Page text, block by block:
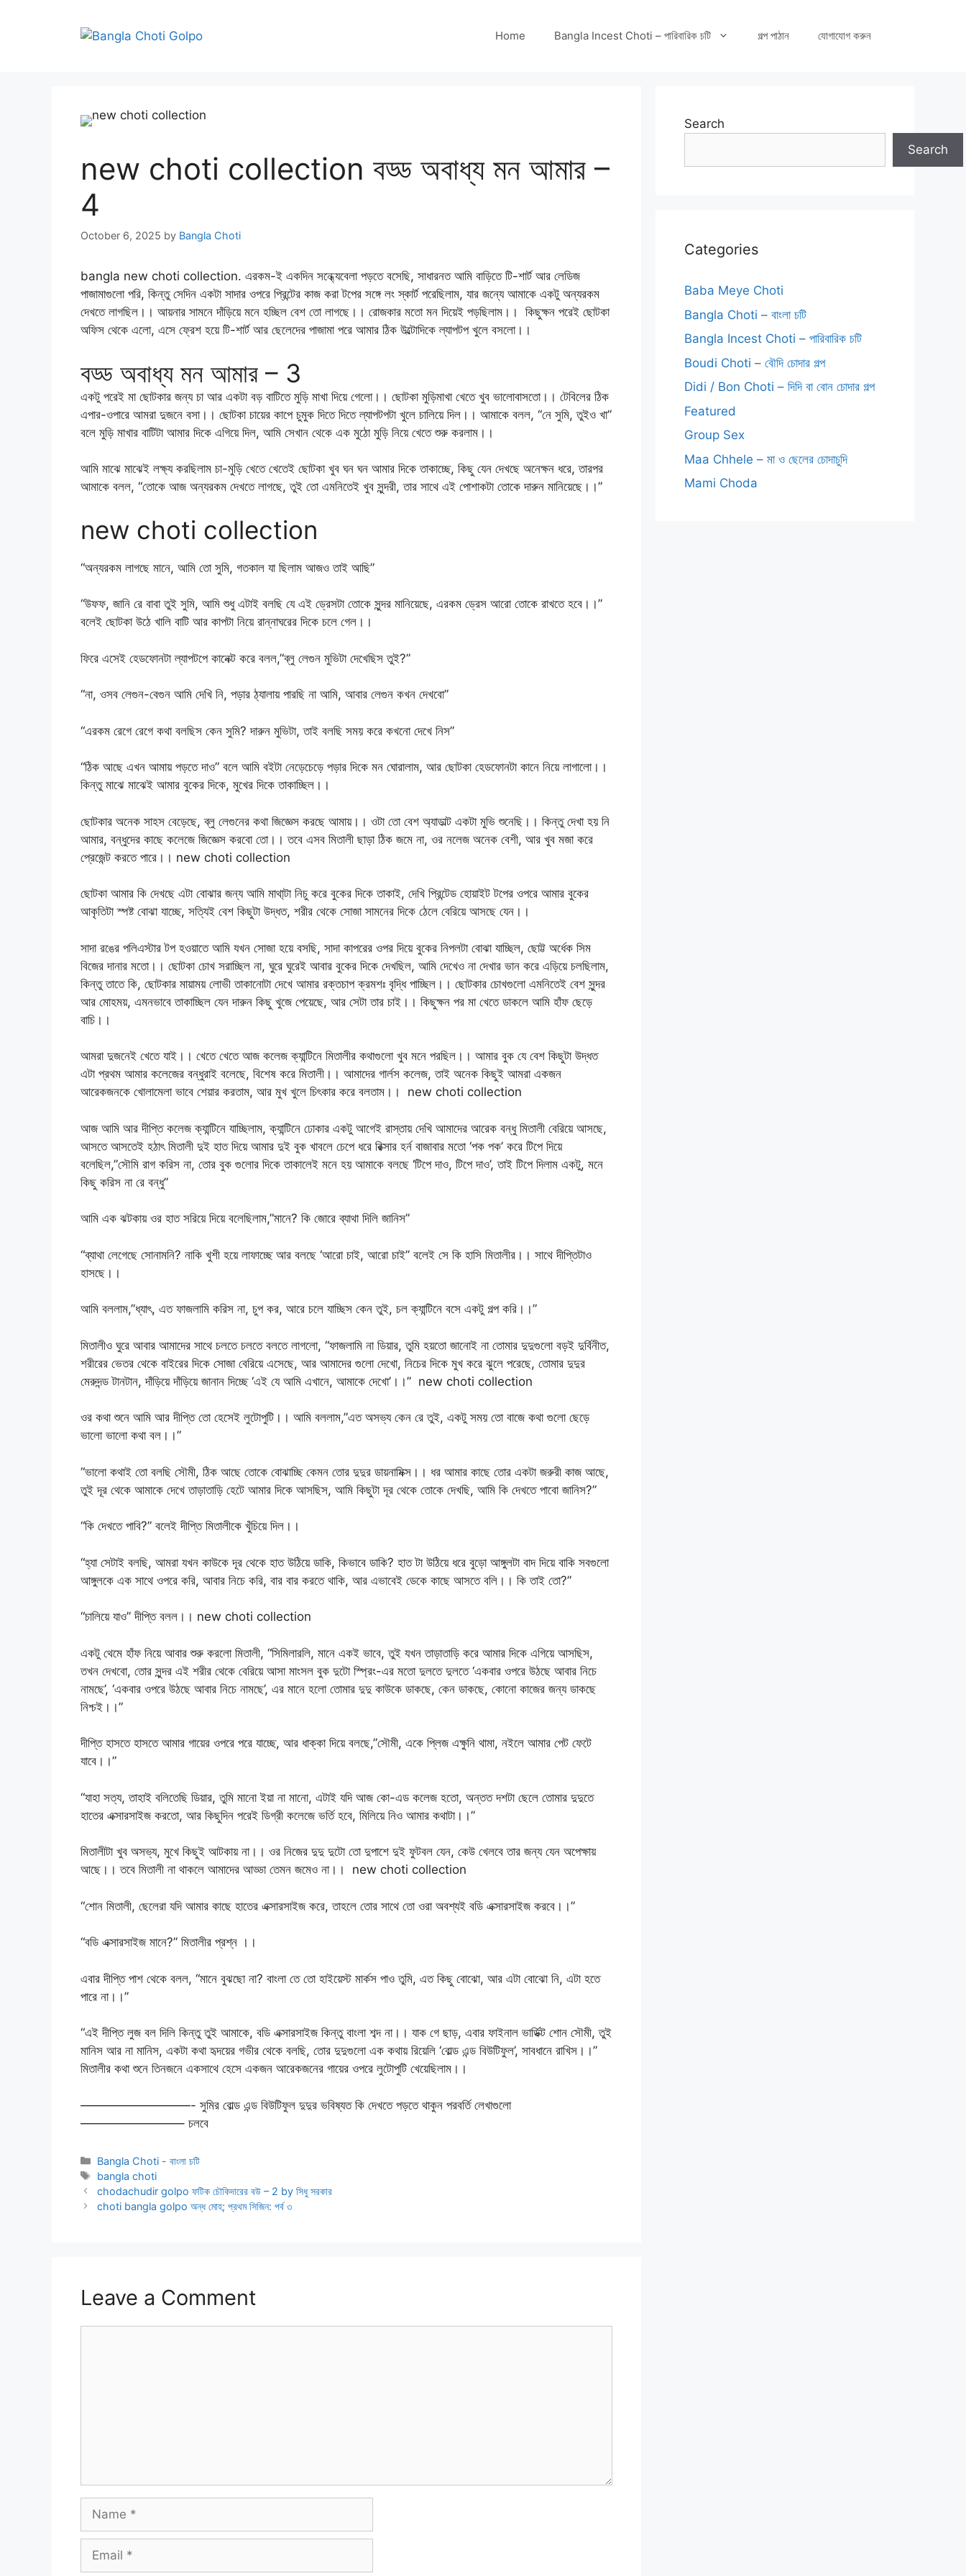
Home Bangla Incest Choti – পারিবারিক চটি গল্প পাঠান যোগাযোগ করুন
new choti collection বড্ড অবাধ্য মন আমার –
4
October 6, 2025 by Bangla Choti
bangla new choti collection. এরকম-ই একদিন সন্ধ্যেবেলা পড়তে বসেছি, সাধারনত আমি বাড়িতে টি-শার্ট আর লেডিজ
পাজামাগুলো পরি, কিন্তু সেদিন একটা সাদার ওপরে প্রিন্টের কাজ করা টপের সঙ্গে লং স্কার্ট পরেছিলাম, যার জন্যে আমাকে একটু অন্যরকম
দেখতে লাগছিল।। আয়নার সামনে দাঁড়িয়ে মনে হচ্ছিল বেশ তো লাগছে।। রোজকার মতো মন দিয়েই পড়ছিলাম।। কিছুক্ষন পরেই ছোটকা
অফিস থেকে এলো, এসে ফ্রেশ হয়ে টি-শার্ট আর ছেলেদের পাজামা পরে আমার ঠিক উল্টোদিকে ল্যাপটপ খুলে বসলো।।
বড্ড অবাধ্য মন আমার – 3
একটু পরেই মা ছোটকার জন্য চা আর একটা বড় বাটিতে মুড়ি মাখা দিয়ে গেলো।। ছোটকা মুড়িমাখা খেতে খুব ভালোবাসতো।। টেবিলের ঠিক
এপার-ওপারে আমরা দুজনে বসা।। ছোটকা চায়ের কাপে চুমুক দিতে দিতে ল্যাপটপটা খুলে চালিয়ে দিল।। আমাকে বলল, “নে সুমি, তুইও খা”
বলে মুড়ি মাখার বাটিটা আমার দিকে এগিয়ে দিল, আমি সেখান থেকে এক মুঠো মুড়ি নিয়ে খেতে শুরু করলাম।।
আমি মাঝে মাঝেই লক্ষ্য করছিলাম চা-মুড়ি খেতে খেতেই ছোটকা খুব ঘন ঘন আমার দিকে তাকাচ্ছে, কিছু যেন দেখছে অনেক্ষন ধরে, তারপর
আমাকে বলল, “তোকে আজ অন্যরকম দেখতে লাগছে, তুই তো এমনিতেই খুব সুন্দরী, তার সাথে এই পোশাকটা তোকে দারুন মানিয়েছে।।”
new choti collection
“অন্যরকম লাগছে মানে, আমি তো সুমি, গতকাল যা ছিলাম আজও তাই আছি”
“উফফ, জানি রে বাবা তুই সুমি, আমি শুধু এটাই বলছি যে এই ড্রেসটা তোকে সুন্দর মানিয়েছে, এরকম ড্রেস আরো তোকে রাখতে হবে।।”
বলেই ছোটকা উঠে খালি বাটি আর কাপটা নিয়ে রান্নাঘরের দিকে চলে গেল।।
ফিরে এসেই হেডফোনটা ল্যাপটপে কানেক্ট করে বলল,”ব্লু লেগুন মুভিটা দেখেছিস তুই?”
“না, ওসব লেগুন-বেগুন আমি দেখি নি, পড়ার ঠ্যালায় পারছি না আমি, আবার লেগুন কখন দেখবো”
“এরকম রেগে রেগে কথা বলছিস কেন সুমি? দারুন মুভিটা, তাই বলছি সময় করে কখনো দেখে নিস”
“ঠিক আছে এখন আমায় পড়তে দাও” বলে আমি বইটা নেড়েচেড়ে পড়ার দিকে মন ঘোরালাম, আর ছোটকা হেডফোনটা কানে নিয়ে লাগালো।।
কিন্তু মাঝে মাঝেই আমার বুকের দিকে, মুখের দিকে তাকাচ্ছিল।।
ছোটকার অনেক সাহস বেড়েছে, ব্লু লেগুনের কথা জিজ্ঞেস করছে আমায়।। ওটা তো বেশ অ্যাডাল্ট একটা মুভি শুনেছি।। কিন্তু দেখা হয় নি
আমার, বন্ধুদের কাছে কলেজে জিজ্ঞেস করবো তো।। তবে এসব মিতালী ছাড়া ঠিক জমে না, ওর নলেজ অনেক বেশী, আর খুব মজা করে
প্রেজেন্ট করতে পারে।। new choti collection
ছোটকা আমার কি দেখছে এটা বোঝার জন্য আমি মাথা্টা নিচু করে বুকের দিকে তাকাই, দেখি প্রিন্টেড হোয়াইট টপের ওপরে আমার বুকের
আকৃতিটা স্পষ্ট বোঝা যাচ্ছে, সত্যিই বেশ কিছুটা উদ্ধত, শরীর থেকে সোজা সামনের দিকে ঠেলে বেরিয়ে আসছে যেন।।
সাদা রঙের পলিএস্টার টপ হওয়াতে আমি যখন সোজা হয়ে বসছি, সাদা কাপরের ওপর দিয়ে বুকের নিপলটা বোঝা যাচ্ছিল, ছোট্ট অর্ধেক সিম
বিজের দানার মতো।। ছোটকা চোখ সরাচ্ছিল না, ঘুরে ঘুরেই আবার বুকের দিকে দেখছিল, আমি দেখেও না দেখার ভান করে এড়িয়ে চলছিলাম,
কিন্তু তাতে কি, ছোটকার মায়াময় লোভী তাকানোটা দেখে আমার রক্তচাপ ক্রমশঃ বৃদ্ধি পাচ্ছিল।। ছোটকার চোখগুলো এমনিতেই বেশ সুন্দর
আর মোহময়, এমনভাবে তাকাচ্ছিল যেন দারুন কিছু খুজে পেয়েছে, আর সেটা তার চাই।। কিছুক্ষন পর মা খেতে ডাকলে আমি হাঁফ ছেড়ে
বাচি।।
আমরা দুজনেই খেতে যাই।। খেতে খেতে আজ কলেজ ক্যান্টিনে মিতালীর কথাগুলো খুব মনে পরছিল।। আমার বুক যে বেশ কিছুটা উদ্ধত
এটা প্রথম আমার কলেজের বন্ধুরাই বলেছে, বিশেষ করে মিতালী।। আমাদের গার্লস কলেজ, তাই অনেক কিছুই আমরা একজন
আরেকজনকে খোলামেলা ভাবে শেয়ার করতাম, আর মুখ খুলে চিৎকার করে বলতাম।। new choti collection
আজ আমি আর দীপ্তি কলেজ ক্যান্টিনে যাচ্ছিলাম, ক্যান্টিনে ঢোকার একটু আগেই রাস্তায় দেখি আমাদের আরেক বন্ধু মিতালী বেরিয়ে আসছে,
আসতে আসতেই হঠাৎ মিতালী দুই হাত দিয়ে আমার দুই বুক খাবলে চেপে ধরে রিক্সার হর্ন বাজাবার মতো ‘পক পক’ করে টিপে দিয়ে
বলেছিল,”সৌমি রাগ করিস না, তোর বুক গুলোর দিকে তাকালেই মনে হয় আমাকে বলছে ‘টিপে দাও, টিপে দাও’, তাই টিপে দিলাম একটু, মনে
কিছু করিস না রে বন্ধু”
আমি এক ঝটকায় ওর হাত সরিয়ে দিয়ে বলেছিলাম,”মানে? কি জোরে ব্যাথা দিলি জানিস”
“ব্যাথা লেগেছে সোনামনি? নাকি খুশী হয়ে লাফাচ্ছে আর বলছে ‘আরো চাই, আরো চাই” বলেই সে কি হাসি মিতালীর।। সাথে দীপ্তিটাও
হাসছে।।
আমি বললাম,”ধ্যাৎ, এত ফাজলামি করিস না, চুপ কর, আরে চলে যাচ্ছিস কেন তুই, চল ক্যান্টিনে বসে একটু গল্প করি।।”
মিতালীও ঘুরে আবার আমাদের সাথে চলতে চলতে বলতে লাগলো, “ফাজলামি না ডিয়ার, তুমি হয়তো জানোই না তোমার দুদুগুলো বড়ই দুর্বিনীত,
শরীরের ভেতর থেকে বাইরের দিকে সোজা বেরিয়ে এসেছে, আর আমাদের গুলো দেখো, নিচের দিকে মুখ করে ঝুলে পরেছে, তোমার দুদুর
মেরুদন্ড টানটান, দাঁড়িয়ে দাঁড়িয়ে জানান দিচ্ছে ‘এই যে আমি এখানে, আমাকে দেখো’।।” new choti collection
ওর কথা শুনে আমি আর দীপ্তি তো হেসেই লুটোপুটি।। আমি বললাম,”এত অসভ্য কেন রে তুই, একটু সময় তো বাজে কথা গুলো ছেড়ে
ভালো ভালো কথা বল।।”
“ভালো কথাই তো বলছি সৌমী, ঠিক আছে তোকে বোঝাচ্ছি কেমন তোর দুদুর ডায়নামিক্স।। ধর আমার কাছে তোর একটা জরুরী কাজ আছে,
তুই দূর থেকে আমাকে দেখে তাড়াতাড়ি হেটে আমার দিকে আসছিস, আমি কিছুটা দূর থেকে তোকে দেখছি, আমি কি দেখতে পাবো জানিস?”
“কি দেখতে পাবি?” বলেই দীপ্তি মিতালীকে খুঁচিয়ে দিল।।
“হ্যা সেটাই বলছি, আমরা যখন কাউকে দূর থেকে হাত উঠিয়ে ডাকি, কিভাবে ডাকি? হাত টা উঠিয়ে ধরে বুড়ো আঙ্গুলটা বাদ দিয়ে বাকি সবগুলো
আঙ্গুলকে এক সাথে ওপরে করি, আবার নিচে করি, বার বার করতে থাকি, আর এভাবেই ডেকে কাছে আসতে বলি।। কি তাই তো?”
“চালিয়ে যাও” দীপ্তি বলল।। new choti collection
একটু থেমে হাঁফ নিয়ে আবার শুরু করলো মিতালী, “সিমিলারলি, মানে একই ভাবে, তুই যখন তাড়াতাড়ি করে আমার দিকে এগিয়ে আসছিস,
তখন দেখবো, তোর সুন্দর এই শরীর থেকে বেরিয়ে আসা মাংসল বুক দুটো স্প্রিং-এর মতো দুলতে দুলতে ‘একবার ওপরে উঠছে আবার নিচে
নামছে’, ‘একবার ওপরে উঠছে আবার নিচে নামছে’, এর মানে হলো তোমার দুদু কাউকে ডাকছে, কেন ডাকছে, কোনো কাজের জন্য ডাকছে
নিশ্চই।।”
দীপ্তি হাসতে হাসতে আমার গায়ের ওপরে পরে যাচ্ছে, আর ধাক্কা দিয়ে বলছে,”সৌমী, একে প্লিজ এক্ষুনি থামা, নইলে আমার পেট ফেটে
যাবে।।”
“যাহা সত্য, তাহাই বলিতেছি ডিয়ার, তুমি মানো ইয়া না মানো, এটাই যদি আজ কো-এড কলেজ হতো, অন্তত দশটা ছেলে তোমার দুদুতে
হাতের এক্সারসাইজ করতো, আর কিছুদিন পরেই ডিগ্রী কলেজে ভর্তি হবে, মিলিয়ে নিও আমার কথাটা।।”
মিতালীটা খুব অসভ্য, মুখে কিছুই আটকায় না।। ওর নিজের দুদু দুটো তো দুপাশে দুই ফুটবল যেন, কেউ খেলবে তার জন্য যেন অপেক্ষায়
আছে।। তবে মিতালী না থাকলে আমাদের আড্ডা তেমন জমেও না।। new choti collection
“শোন মিতালী, ছেলেরা যদি আমার কাছে হাতের এক্সারসাইজ করে, তাহলে তোর সাথে তো ওরা অবশ্যই বডি এক্সারসাইজ করবে।।”
“বডি এক্সারসাইজ মানে?” মিতালীর প্রশ্ন ।।
এবার দীপ্তি পাশ থেকে বলল, “মানে বুঝছো না? বাংলা তে তো হাইয়েস্ট মার্কস পাও তুমি, এত কিছু বোঝো, আর এটা বোঝো নি, এটা হতে
পারে না।।”
“এই দীপ্তি লুজ বল দিলি কিন্তু তুই আমাকে, বডি এক্সারসাইজ কিন্তু বাংলা শব্দ না।। যাক গে ছাড়, এবার ফাইনাল ভার্ডিক্ট শোন সৌমী, তুই
মানিস আর না মানিস, একটা কথা হৃদয়ের গভীর থেকে বলছি, তোর দুদুগুলো এক কথায় রিয়েলি ‘বোল্ড এন্ড বিউটিফুল’, সাবধানে রাখিস।।”
মিতালীর কথা শুনে তিনজনে একসাথে হেসে একজন আরেকজনের গায়ের ওপরে লুটোপুটি খেয়েছিলাম।।
—————————- সুমির বোল্ড এন্ড বিউটিফুল দুদুর ভবিষ্যত কি দেখতে পড়তে থাকুন পরবর্তি লেখাগুলো
————————– চলবে
Categories
Bangla Choti - বাংলা চটি
Tags
bangla choti
chodachudir golpo ফটিক চৌকিদারের বউ – 2 by সিধু সরকার
choti bangla golpo অন্ধ মোহ; প্রথম সিজিন: পর্ব ৩
Leave a Comment
Search
Search
Categories
Baba Meye Choti
Bangla Choti – বাংলা চটি
Bangla Incest Choti – পারিবারিক চটি
Boudi Choti – বৌদি চোদার গল্প
Didi / Bon Choti – দিদি বা বোন চোদার গল্প
Featured
Group Sex
Maa Chhele – মা ও ছেলের চোদাচুদি
Mami Choda